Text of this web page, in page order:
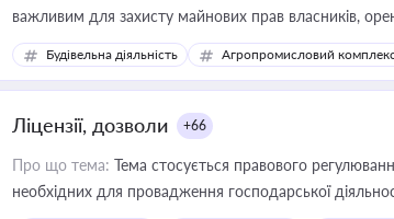
важливим для захисту майнових прав власників,
ресурсами
Будівельна діяльність Агропромисловий
Ліцензії, дозволи +66
Про що тема: Тема стосується правового
необхідних для провадження господарської